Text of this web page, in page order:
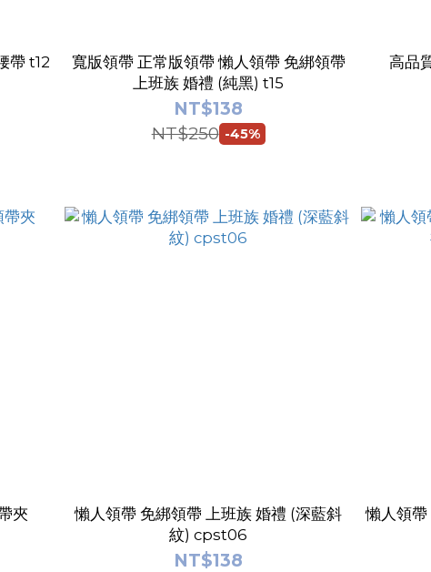
帶 t12
寬版領帶 正常版領帶 懶人領帶 免綁領帶
上班族 婚禮 (純黑) t15
NT$138
NT$250 -45%
高品
夾
懶人領帶 免綁領帶 上班族 婚禮 (深藍斜
紋) cpst06
NT$138
懶人領帶